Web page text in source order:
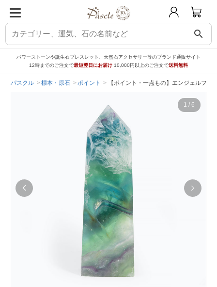
search
パワーストーンや誕生石ブレスレット、天然石アクセサリー等のブランド通販サイト
12時までのご注文で最短翌日にお届け 10,000円以上のご注文で送料無料
パスクル 標本・原石 ポイント 【ポイント・一点もの】エンジェルフェ
1 / 6